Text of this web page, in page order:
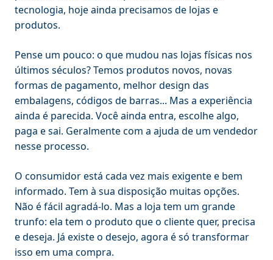
tecnologia, hoje ainda precisamos de lojas e
produtos.
Pense um pouco: o que mudou nas lojas físicas nos
últimos séculos? Temos produtos novos, novas
formas de pagamento, melhor design das
embalagens, códigos de barras... Mas a experiência
ainda é parecida. Você ainda entra, escolhe algo,
paga e sai. Geralmente com a ajuda de um vendedor
nesse processo.
O consumidor está cada vez mais exigente e bem
informado. Tem à sua disposição muitas opções.
Não é fácil agradá-lo. Mas a loja tem um grande
trunfo: ela tem o produto que o cliente quer, precisa
e deseja. Já existe o desejo, agora é só transformar
isso em uma compra.